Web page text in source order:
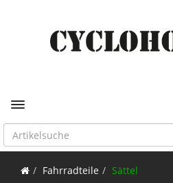
Toggle navigation
Fahrradteile Sättel